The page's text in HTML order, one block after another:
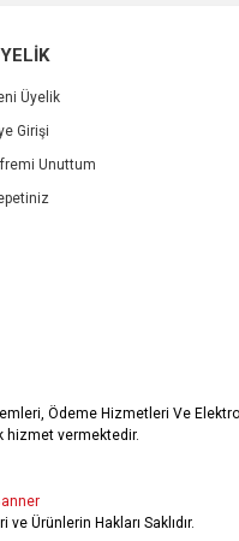
Üyelik
Girişi
Unuttum
Ödeme Hizmetleri Ve
hizmet vermektedir.
Ürünlerin Hakları Saklıdır.